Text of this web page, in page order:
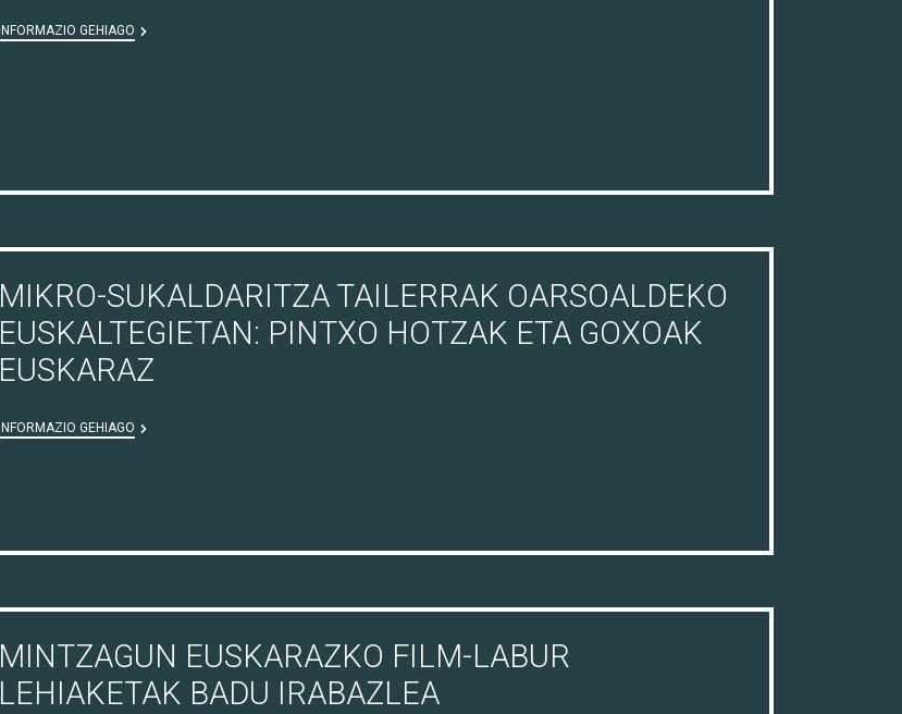
INFORMAZIO GEHIAGO
MIKRO-SUKALDARITZA TAILERRAK OARSOALDEKO
EUSKALTEGIETAN: PINTXO HOTZAK ETA GOXOAK
EUSKARAZ
INFORMAZIO GEHIAGO
MINTZAGUN EUSKARAZKO FILM-LABUR
LEHIAKETAK BADU IRABAZLEA